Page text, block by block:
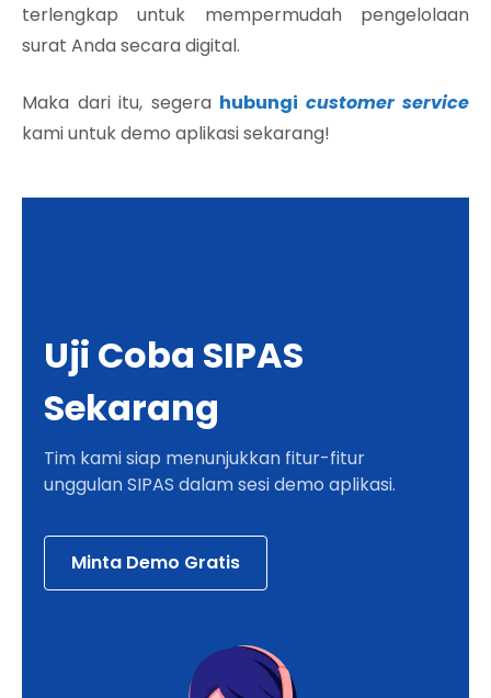
terlengkap untuk mempermudah pengelolaan
surat Anda secara digital.
Maka dari itu, segera hubungi customer service
kami untuk demo aplikasi sekarang!
Uji Coba SIPAS
Sekarang
Tim kami siap menunjukkan fitur-fitur
unggulan SIPAS dalam sesi demo aplikasi.
Minta Demo Gratis